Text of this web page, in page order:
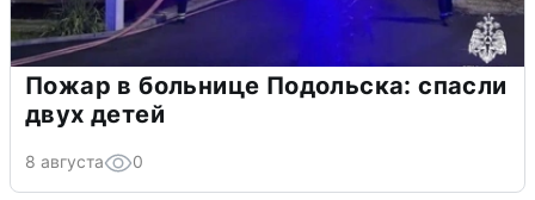
Пожар в больнице Подольска: спасли
двух детей
8 августа 0